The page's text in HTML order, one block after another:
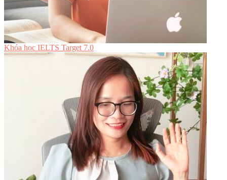
Khóa học IELTS Target 7.0